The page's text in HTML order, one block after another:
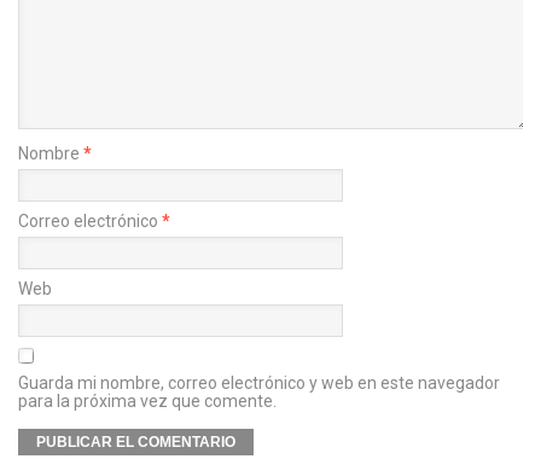
Nombre *
Correo electrónico *
Web
Guarda mi nombre, correo electrónico y web en este navegador
para la próxima vez que comente.